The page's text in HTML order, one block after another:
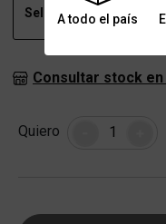
A todo el país
Seleccioná talle
Consultar stock
Quiero Cantidad